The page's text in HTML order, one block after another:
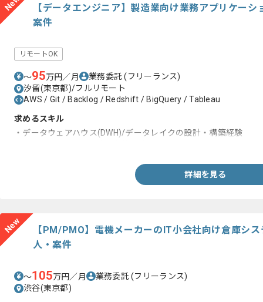
【データエンジニア】製造業向け業務アプリケー
案件
リモートOK
〜95万円／月 業務委託(フリーランス)
汐留(東京都)/フルリモート
AWS / Git / Backlog / Redshift / BigQuery / Tableau
求めるスキル
・データウェアハウス(DWH)/データレイクの設計・構築経験
詳細を見る
New
【PM/PMO】電機メーカーのIT小会社向け倉庫シ
人・案件
〜105万円／月 業務委託(フリーランス)
渋谷(東京都)